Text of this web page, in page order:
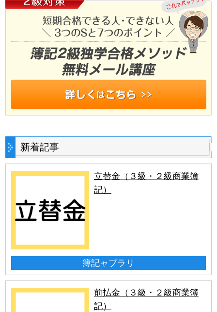
新着記事
立替金（３級・２級商業簿
記）
簿記ャブラリ
前払金（３級・２級商業簿
記）